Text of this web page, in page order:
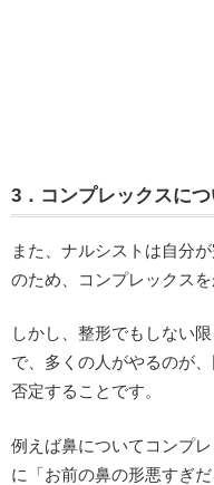
3．コンプレックスに
また、ナルシストは自分
のため、コンプレックスを
しかし、整形でもしない
で、多くの人がやるのが
否定することです。
例えば鼻についてコンプ
に「お前の鼻の形悪すぎ